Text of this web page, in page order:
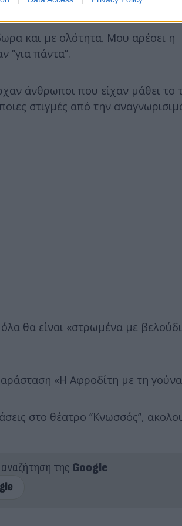
και με ολότητα. Μου αρέσει η
πάντα’’.
άνθρωποι που είχαν μάθει
στιγμές από την
θα είναι «στρωμένα με
«Η Αφροδίτη με τη
στο θέατρο ‘’Κνωσσός’’,
της Google